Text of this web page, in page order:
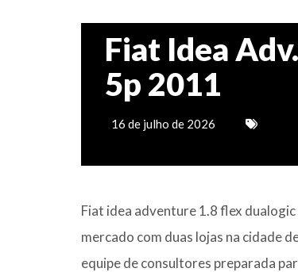
Fiat Idea
5p 2011
16 de julho de 2026
Fiat idea adventure 1.8 flex
mercado com duas lojas na cidade
equipe de consultores preparada